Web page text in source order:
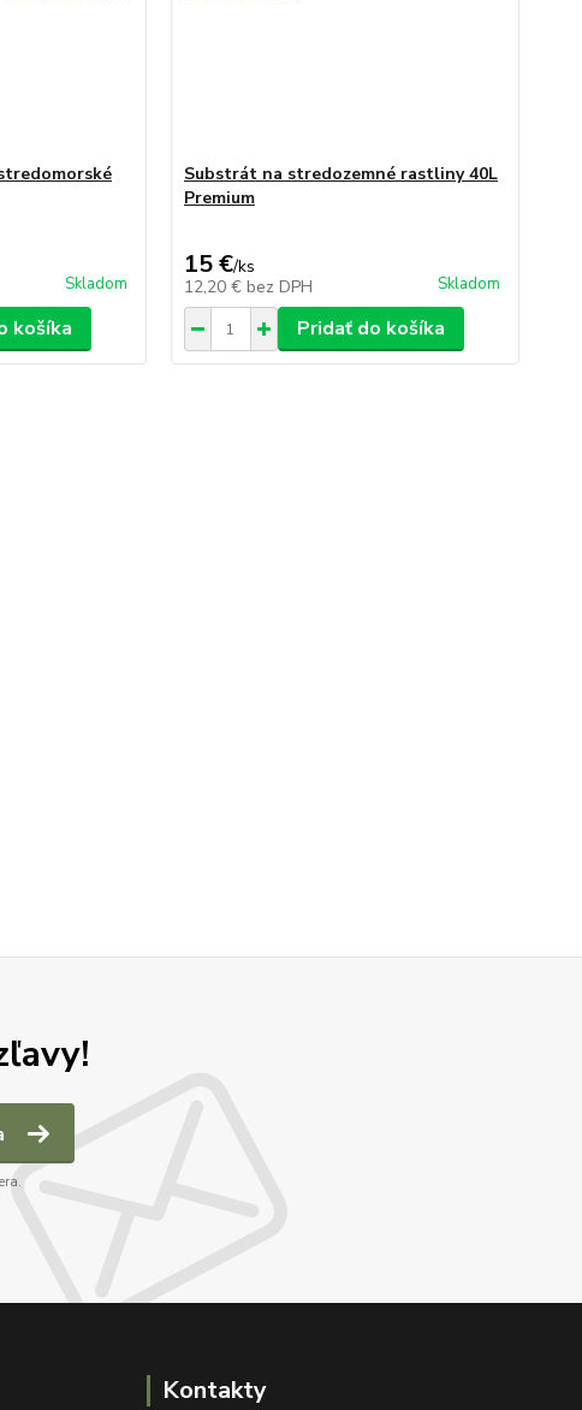
Skladom
košíka
Substrát na stredozemné rastliny 40L
Premium
15 €/ks
12,20 € bez DPH Skladom
Pridať do košíka
Kontakty